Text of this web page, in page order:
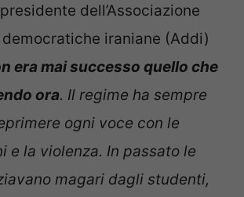
dell’Associazione
iraniane (Addi)
era mai successo quello che
ora. Il regime ha sempre
ogni voce con le
e la violenza. In passato le
magari dagli studenti,